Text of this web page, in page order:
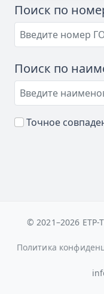
Поиск по
Поиск по
Точное
© 2021–2026
Политика